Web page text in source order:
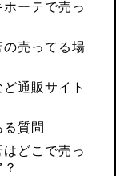
ーテで売っ
売ってる場
通販サイト
質問
どこで売っ